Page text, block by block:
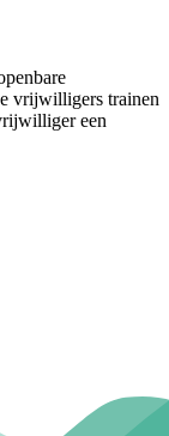
vrijwilligers trainen
een